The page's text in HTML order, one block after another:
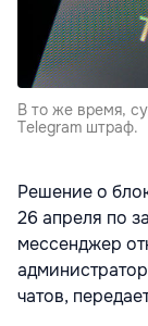
В то же время,
Telegram штраф.
Решение о
26 апреля по
мессенджер
чатов,